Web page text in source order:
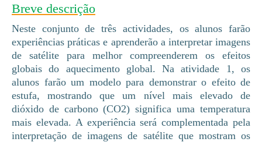
Breve descrição
Neste conjunto de três actividades, os alunos farão
experiências práticas e aprenderão a interpretar imagens
de satélite para melhor compreenderem os efeitos
globais do aquecimento global. Na atividade 1, os
alunos farão um modelo para demonstrar o efeito de
estufa, mostrando que um nível mais elevado de
dióxido de carbono (CO2) significa uma temperatura
mais elevada. A experiência será complementada pela
interpretação de imagens de satélite que mostram os